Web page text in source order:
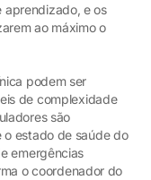
aprendizado, e os
ao máximo o
podem ser
de complexidade
são
o estado de saúde do
emergências
o coordenador do